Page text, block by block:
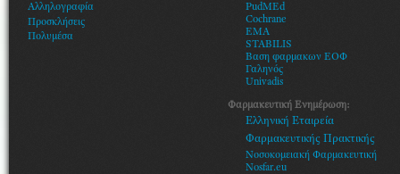
Αλληλογραφία
Προσκλήσεις
Πολυμέσα
PudMEd
Cochrane
EMA
STABILIS
Βαση φαρμακων ΕΟΦ
Γαληνός
Univadis
Φαρμακευτική Ενημέρωση:
Ελληνική Εταιρεία
Φαρμακευτικής Πρακτικής
Νοσοκομειακή Φαρμακευτική
Nosfar.eu